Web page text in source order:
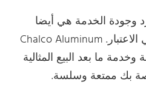
وجودة الخدمة هي أيضا
عوامل تحتاج إلى أخذها في الاعتبار. Chalco Aluminum
ما بعد البيع المثالية
بك ممتعة وسلسة.